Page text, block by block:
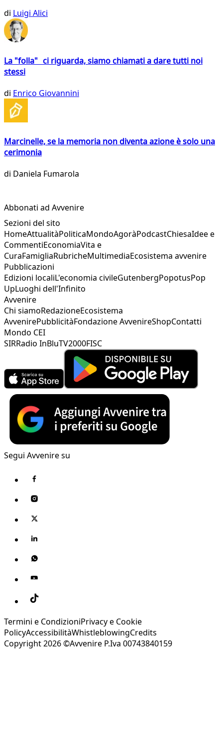
di Luigi Alici
La "folla" ci riguarda, siamo chiamati a dare tutti noi
stessi
di Enrico Giovannini
Marcinelle, se la memoria non diventa azione è solo una
cerimonia
di Daniela Fumarola
Abbonati ad Avvenire
Sezioni del sito
HomeAttualitàPoliticaMondoAgoràPodcastChiesaIdee e
CommentiEconomiaVita e
CuraFamigliaRubricheMultimediaEcosistema avvenire
Pubblicazioni
Edizioni localiL'economia civileGutenbergPopotusPop
UpLuoghi dell'Infinito
Avvenire
Chi siamoRedazioneEcosistema
AvvenirePubblicitàFondazione AvvenireShopContatti
Mondo CEI
SIRRadio InBluTV2000FISC
Segui Avvenire su
Termini e CondizioniPrivacy e Cookie
PolicyAccessibilitàWhistleblowingCredits
Copyright 2026 ©Avvenire P.Iva 00743840159